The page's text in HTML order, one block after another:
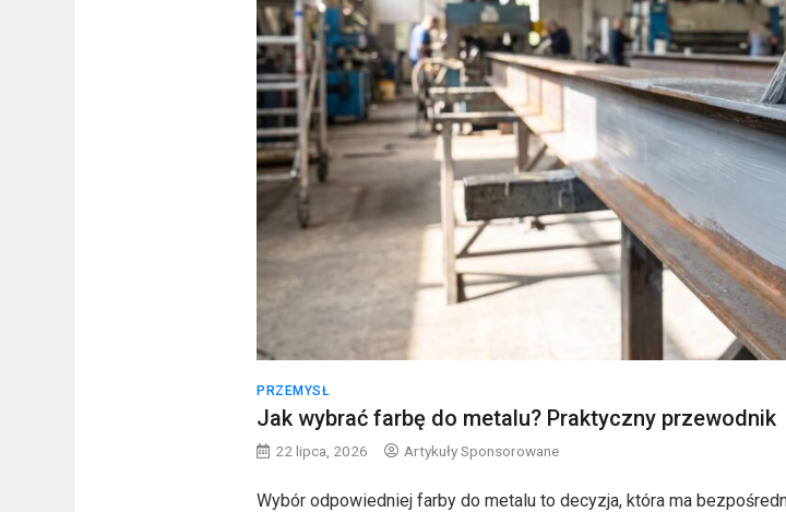
PRZEMYSŁ
Jak wybrać farbę do metalu? Praktyczny przewodnik
22 lipca, 2026 Artykuły Sponsorowane
Wybór odpowiedniej farby do metalu to decyzja, która ma